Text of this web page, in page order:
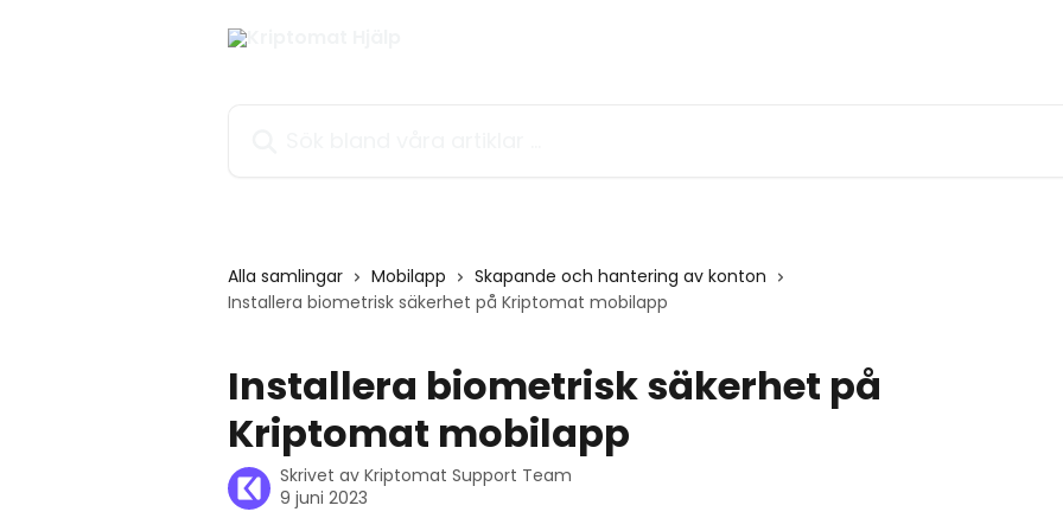
Alla samlingar Mobilapp
Skapande och hantering av konton
Installera biometrisk säkerhet på Kriptomat mobilapp
Installera biometrisk säkerhet på
Kriptomat mobilapp
Skrivet av Kriptomat Support Team
9 juni 2023